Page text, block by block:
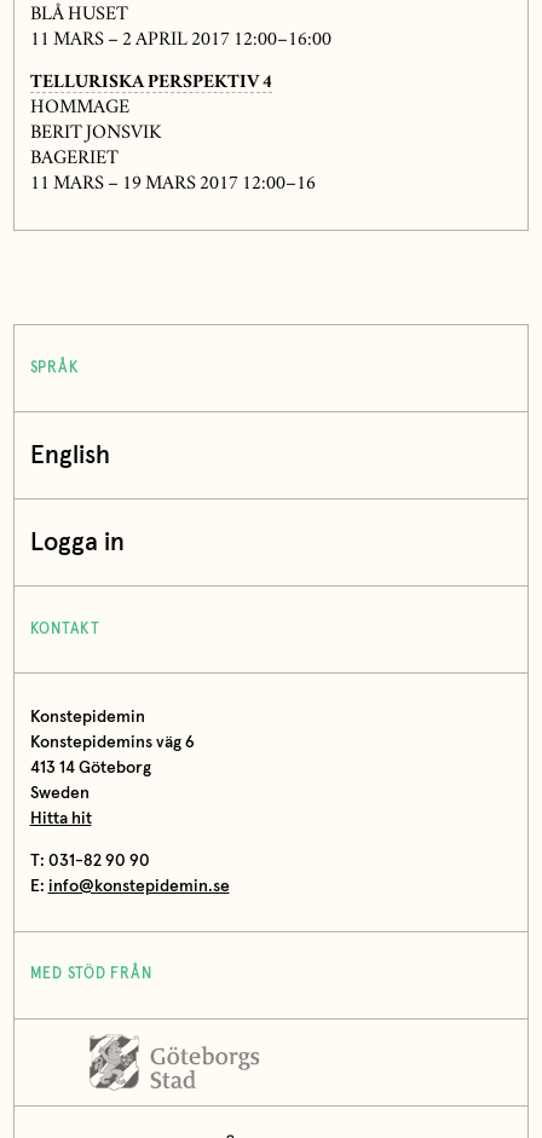
BLÅ HUSET
11 MARS – 2 APRIL 2017 12:00–16:00
TELLURISKA PERSPEKTIV 4
HOMMAGE
BERIT JONSVIK
BAGERIET
11 MARS – 19 MARS 2017 12:00–16
SPRÅK
English
Logga in
KONTAKT
Konstepidemin
Konstepidemins väg 6
413 14 Göteborg
Sweden
Hitta hit
T: 031-82 90 90
E: info@konstepidemin.se
MED STÖD FRÅN